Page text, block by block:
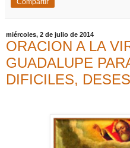
miércoles, 2 de julio de 2014
ORACION A LA
GUADALUPE
DIFICILES,